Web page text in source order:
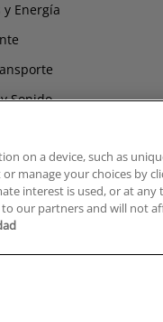
Energía
Sonido
Cursos en
on a device, such as
manage your choices by
interest is used, or at any
to our partners and will not